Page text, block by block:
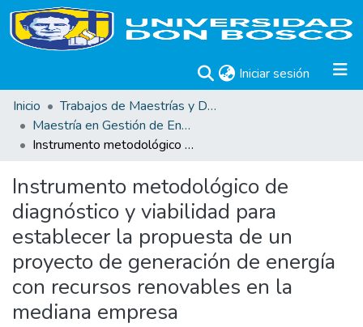
Iniciar sesión (current)
Inicio
Trabajos de Maestrías y Doctorados
Maestría en Gestión de Energías Renovables
Instrumento metodológico de diagnóstico y viabilidad para establecer la propuesta de un proyecto de generación de energía con recursos renovables en la mediana empresa
Instrumento metodológico de
diagnóstico y viabilidad para
establecer la propuesta de un
proyecto de generación de energía
con recursos renovables en la
mediana empresa